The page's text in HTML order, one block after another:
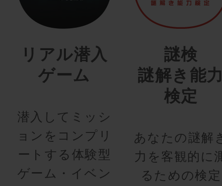
リアル潜入
ゲーム
潜入してミッシ
ョンをコンプリ
ートする体験型
ゲーム・イベン
謎検
謎解き能
検定
あなたの謎解
力を客観的に
るための検定